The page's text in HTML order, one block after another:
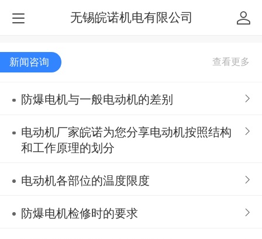
无锡皖诺机电有限公司
新闻咨询
防爆电机与一般电动机的差别
电动机厂家皖诺为您分享电动机按照结构
和工作原理的划分
电动机各部位的温度限度
防爆电机检修时的要求